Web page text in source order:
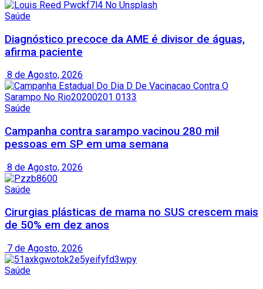
Saúde
Diagnóstico precoce da AME é divisor de águas,
afirma paciente
8 de Agosto, 2026
Saúde
Campanha contra sarampo vacinou 280 mil
pessoas em SP em uma semana
8 de Agosto, 2026
Saúde
Cirurgias plásticas de mama no SUS crescem mais
de 50% em dez anos
7 de Agosto, 2026
Saúde